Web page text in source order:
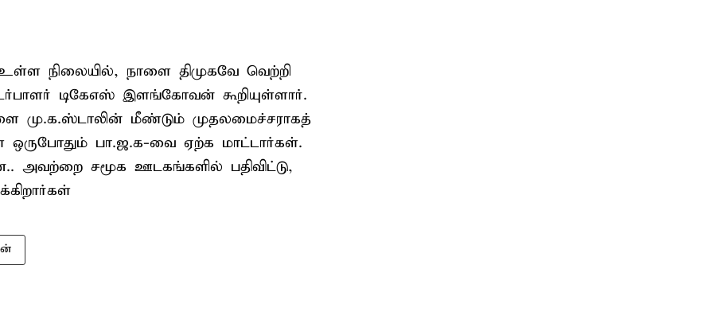
நிலையில், நாளை திமுகவே வெற்றி
டிகேஎஸ் இளங்கோவன் கூறியுள்ளார்.
மு.க.ஸ்டாலின் மீண்டும் முதலமைச்சராகத்
ஒருபோதும் பா.ஜ.க-வை ஏற்க மாட்டார்கள்.
அவற்றை சமூக ஊடகங்களில் பதிவிட்டு,